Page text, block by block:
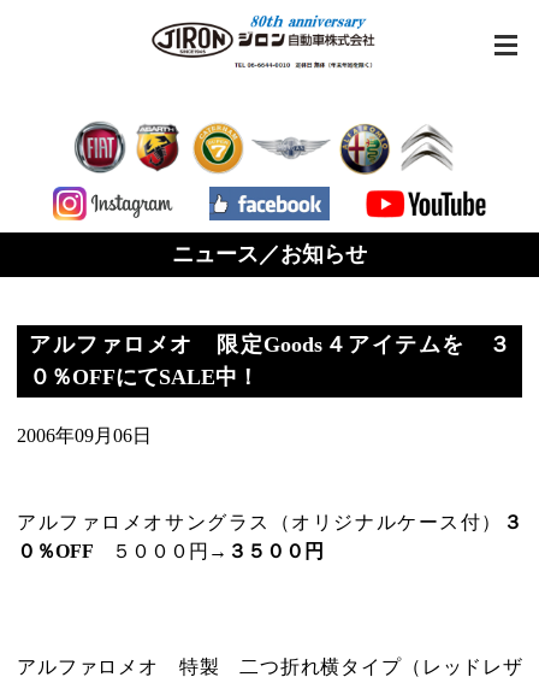
ニュース／お知らせ
アルファロメオ 限定Goods４アイテムを ３
０％OFFにてSALE中！
2006年09月06日
アルファロメオサングラス（オリジナルケース付）
３
０％OFF
５０００円→ ３５００円
アルファロメオ 特製 二つ折れ横タイプ（レッドレザ